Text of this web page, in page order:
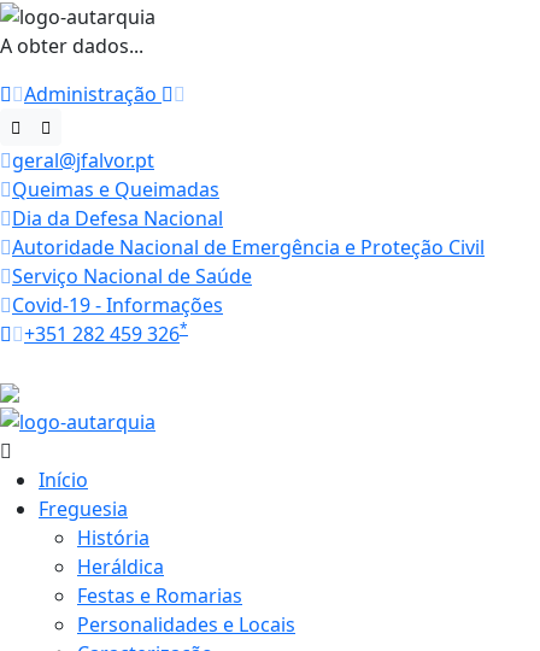
A obter dados...
Administração
geral@jfalvor.pt
Queimas e Queimadas
Dia da Defesa Nacional
Autoridade Nacional de Emergência e Proteção Civil
Serviço Nacional de Saúde
Covid-19 - Informações
+351 282 459 326*
Início
Freguesia
História
Heráldica
Festas e Romarias
Personalidades e Locais